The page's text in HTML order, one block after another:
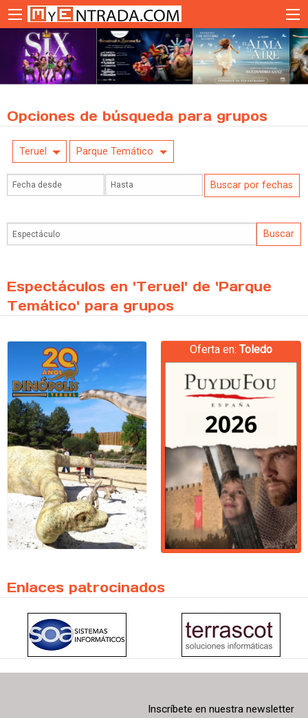
Opciones de búsqueda para grupos
Teruel Parque Temático
Espectáculos en 'Teruel' de 'Parque
Temático' para grupos
Oferta en: Toledo
Enlaces patrocinados
Inscríbete en nuestra newsletter